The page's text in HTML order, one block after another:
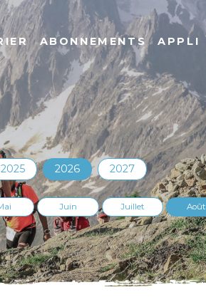
ABONNEMENTS APPLI
2025 2026 2027
Juin Juillet Août